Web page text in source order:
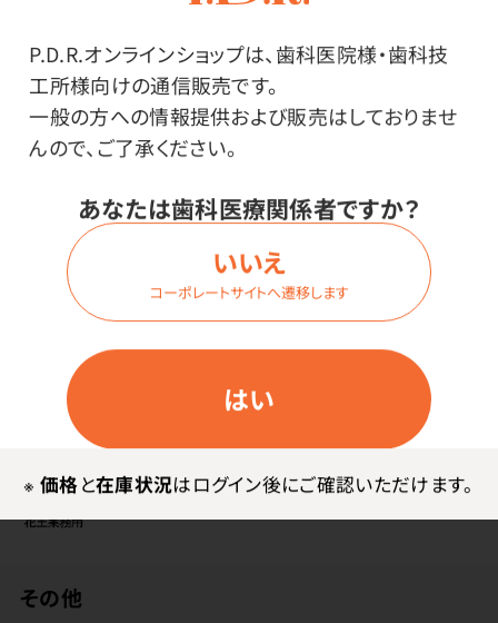
P.D.R.オンラインショップは、歯科医院様・歯科技
工所様向けの通信販売です。
一般の方への情報提供および販売はしておりませ
んので、ご了承ください。
あなたは歯科医療関係者ですか？
はい
いいえ
コーポレートサイトへ遷移します
※ 価格と在庫状況はログイン後にご確認いただけます。
中性タイプのため素材をいためることがほとんどありま
せん。
除菌のできる洗剤です。
初回ご注文時に専用スプレー容器（1本）がつきます。
メーカー・ブランド
花王
その他